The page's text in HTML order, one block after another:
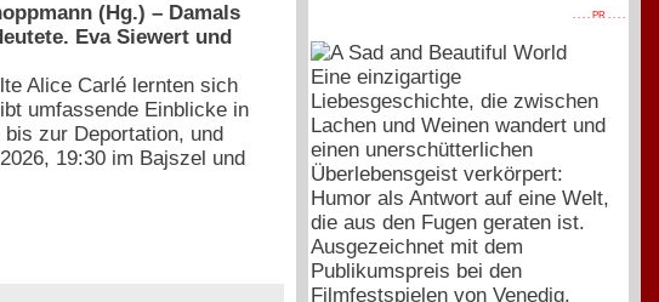
(Hg.) – Damals
Eva Siewert und
Alice Carlé lernten sich
umfassende Einblicke in
zur Deportation, und
19:30 im Bajszel und
. . . . PR . . . .
Eine einzigartige
Liebesgeschichte, die zwischen
Lachen und Weinen wandert und
einen unerschütterlichen
Überlebensgeist verkörpert:
Humor als Antwort auf eine Welt,
die aus den Fugen geraten ist.
Ausgezeichnet mit dem
Publikumspreis bei den
Filmfestspielen von Venedig.